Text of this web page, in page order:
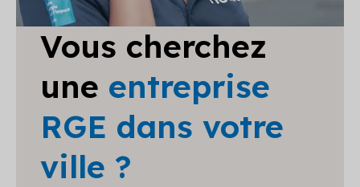
Vous cherchez
une entreprise
RGE dans votre
ville ?